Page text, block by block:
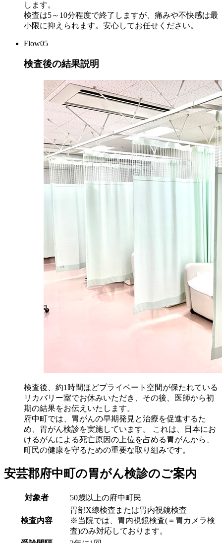
します。
検査は5～10分程度で終了しますが、痛みや不快感は最
小限に抑えられます。安心してお任せください。
Flow05
検査後の結果説明
検査後、約1時間ほどプライベート空間が保たれている
リカバリー室でお休みいただき、その後、医師から初
期の結果をお伝えいたします。
府中町では、胃がんの早期発見と治療を促進するた
め、胃がん検診を実施しています。 これは、日本にお
けるがんによる死亡原因の上位を占める胃がんから、
町民の健康を守るための重要な取り組みです。
安芸郡府中町の胃がん検診のご案内
対象者 50歳以上の府中町民
検査内容
胃部X線検査または胃内視鏡検査
※当院では、胃内視鏡検査(＝胃カメラ検
査)のみ対応しております。